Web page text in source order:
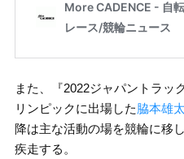
また、『2022ジャパントラッ
リンピックに出場した脇本雄太
降は主な活動の場を競輪に移
疾走する。